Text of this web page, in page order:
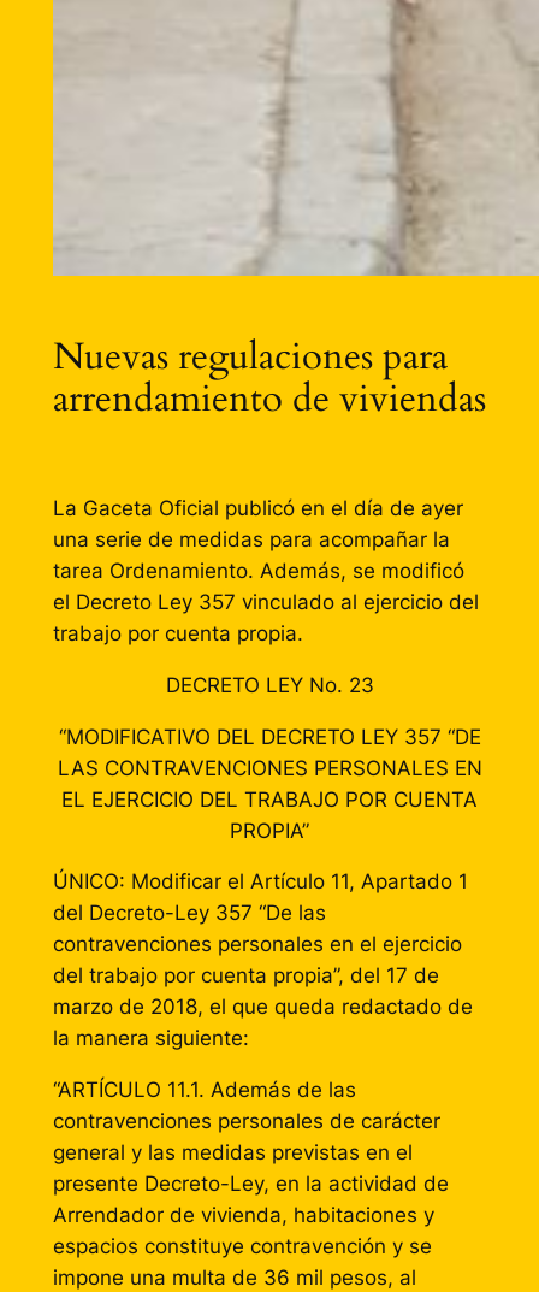
Nuevas regulaciones para
arrendamiento de viviendas
La Gaceta Oficial publicó en el día de ayer
una serie de medidas para acompañar la
tarea Ordenamiento. Además, se modificó
el Decreto Ley 357 vinculado al ejercicio del
trabajo por cuenta propia.
DECRETO LEY No. 23
“MODIFICATIVO DEL DECRETO LEY 357 “DE
LAS CONTRAVENCIONES PERSONALES EN
EL EJERCICIO DEL TRABAJO POR CUENTA
PROPIA”
ÚNICO: Modificar el Artículo 11, Apartado 1
del Decreto-Ley 357 “De las
contravenciones personales en el ejercicio
del trabajo por cuenta propia”, del 17 de
marzo de 2018, el que queda redactado de
la manera siguiente:
“ARTÍCULO 11.1. Además de las
contravenciones personales de carácter
general y las medidas previstas en el
presente Decreto-Ley, en la actividad de
Arrendador de vivienda, habitaciones y
espacios constituye contravención y se
impone una multa de 36 mil pesos, al